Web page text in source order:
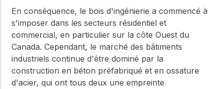
En conséquence, le bois d'ingénierie a commencé à
s'imposer dans les secteurs résidentiel et
commercial, en particulier sur la côte Ouest du
Canada. Cependant, le marché des bâtiments
industriels continue d'être dominé par la
construction en béton préfabriqué et en ossature
d'acier, qui ont tous deux une empreinte